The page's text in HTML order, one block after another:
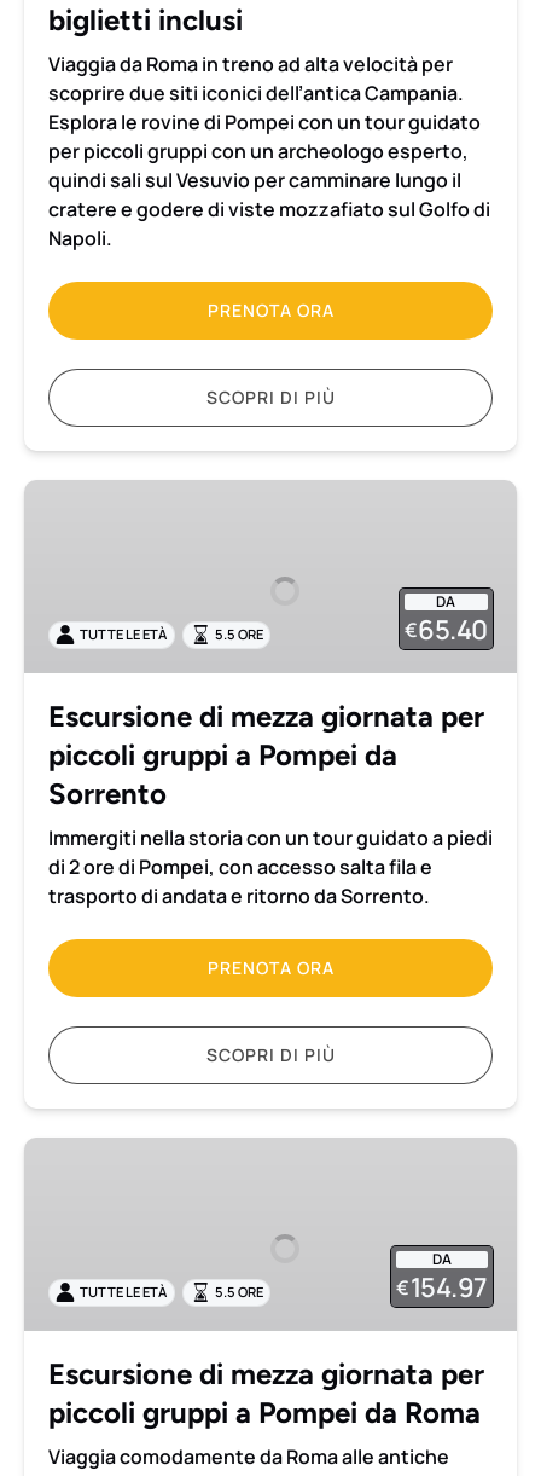
biglietti
inclusi
biglietti inclusi
Viaggia da Roma in treno ad alta velocità per
scoprire due siti iconici dell’antica Campania.
Esplora le rovine di Pompei con un tour guidato
per piccoli gruppi con un archeologo esperto,
quindi sali sul Vesuvio per camminare lungo il
cratere e godere di viste mozzafiato sul Golfo di
Napoli.
PRENOTA ORA
SCOPRI DI PIÙ
Escursione
piccoli
gruppi
Pompei
Sorrento
DA
€65.40
TUTTE LE ETÀ 5.5 ORE
Escursione di mezza giornata per
piccoli gruppi a Pompei da
Sorrento
Immergiti nella storia con un tour guidato a piedi
di 2 ore di Pompei, con accesso salta fila e
trasporto di andata e ritorno da Sorrento.
PRENOTA ORA
SCOPRI DI PIÙ
Escursione
piccoli
gruppi
Pompei
DA
€154.97
TUTTE LE ETÀ 5.5 ORE
Escursione di mezza giornata per
piccoli gruppi a Pompei da Roma
Viaggia comodamente da Roma alle antiche